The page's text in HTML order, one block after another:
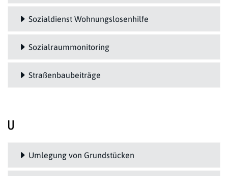
Sozialdienst Wohnungslosenhilfe
Sozialraummonitoring
Straßenbaubeiträge
U
Umlegung von Grundstücken